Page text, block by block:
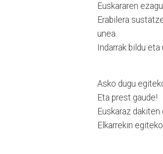
Euskararen
Erabilera
unea.
Indarrak bildu
Asko dugu
Eta prest gaude!
Euskaraz
Elkarrekin